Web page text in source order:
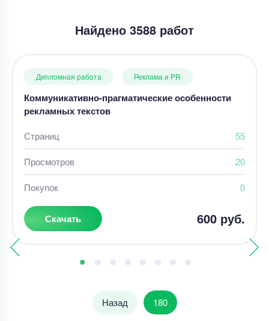
Найдено 3588 работ
Дипломная работа Реклама и PR
Коммуникативно-прагматические особенности
рекламных текстов
Страниц 55
Просмотров 20
Покупок 0
Скачать 600 руб.
Назад 180